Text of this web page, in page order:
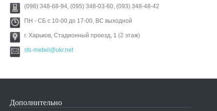
(098) 348-68-94, (095) 348-03-60, (093) 348-48-42
ПН - СБ с 10-00 до 17-00, ВС выходной
г. Харьков, Стадионный проезд, 1 (2 этаж)
sts-mebel@ukr.net
Дополнительно